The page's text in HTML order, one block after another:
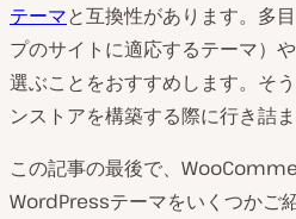
テーマと互換性があります。多
プのサイトに適応するテーマ）
選ぶことをおすすめします。そ
ンストアを構築する際に行き詰
この記事の最後で、
WordPressテーマをいくつかご